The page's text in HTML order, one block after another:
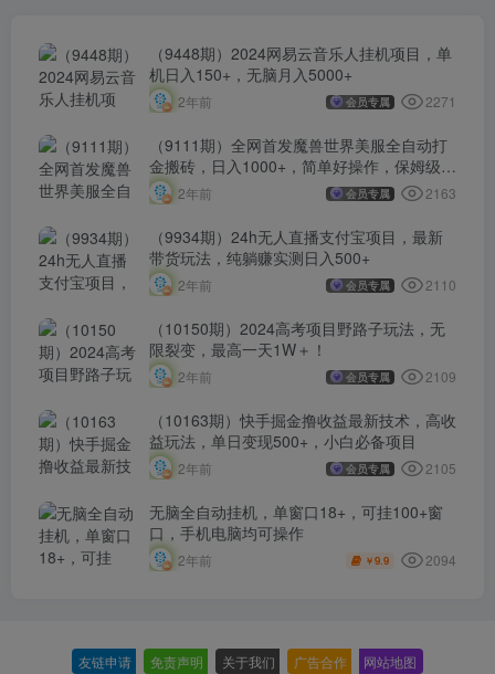
（9448期）2024网易云音乐人挂机项目，单
机日入150+，无脑月入5000+
2年前 会员专属 2271
（9111期）全网首发魔兽世界美服全自动打
金搬砖，日入1000+，简单好操作，保姆级教
学
2年前 会员专属 2163
（9934期）24h无人直播支付宝项目，最新
带货玩法，纯躺赚实测日入500+
2年前 会员专属 2110
（10150期）2024高考项目野路子玩法，无
限裂变，最高一天1W＋！
2年前 会员专属 2109
（10163期）快手掘金撸收益最新技术，高收
益玩法，单日变现500+，小白必备项目
2年前 会员专属 2105
无脑全自动挂机，单窗口18+，可挂100+窗
口，手机电脑均可操作
2年前 ￥9.9 2094
友链申请 免责声明 关于我们 广告合作 网站地图